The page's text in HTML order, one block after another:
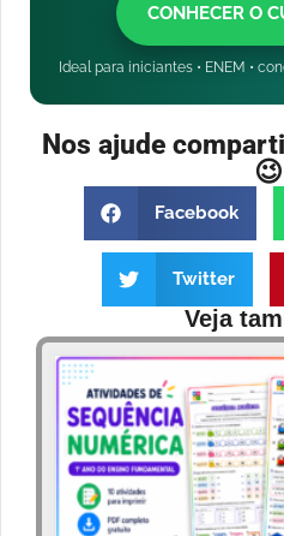
CONHECER O
Ideal para iniciantes • ENEM •
Nos ajude
😉
Facebook
Twitter
Veja